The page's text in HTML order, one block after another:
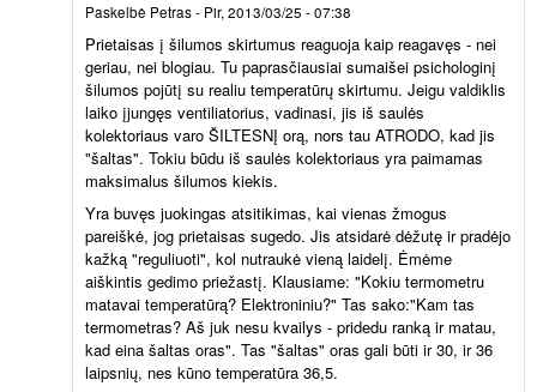
Paskelbė Petras- Pir, 2013/03/25 - 07:38
Prietaisas į šilumos skirtumus reaguoja kaip reagavęs - nei
geriau, nei blogiau. Tu paprasčiausiai sumaišei psichologinį
šilumos pojūtį su realiu temperatūrų skirtumu. Jeigu valdiklis
laiko įjungęs ventiliatorius, vadinasi, jis iš saulės
kolektoriaus varo ŠILTESNĮ orą, nors tau ATRODO, kad jis
"šaltas". Tokiu būdu iš saulės kolektoriaus yra paimamas
maksimalus šilumos kiekis.
Yra buvęs juokingas atsitikimas, kai vienas žmogus
pareiškė, jog prietaisas sugedo. Jis atsidarė dėžutę ir pradėjo
kažką "reguliuoti", kol nutraukė vieną laidelį. Ėmėme
aiškintis gedimo priežastį. Klausiame: "Kokiu termometru
matavai temperatūrą? Elektroniniu?" Tas sako:"Kam tas
termometras? Aš juk nesu kvailys - pridedu ranką ir matau,
kad eina šaltas oras". Tas "šaltas" oras gali būti ir 30, ir 36
laipsnių, nes kūno temperatūra 36,5.